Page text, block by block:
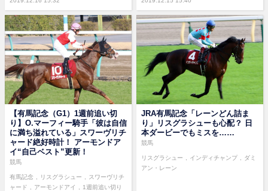
【有馬記念（G1）1週前追い切
り】O.マーフィー騎手「彼は自信
に満ち溢れている」スワーヴリチ
ャード絶好時計！ アーモンドア
イ“自己ベスト”更新！
競馬
有馬記念 リスグラシュー
スワーヴリチ
ャード
アーモンドアイ 1週前追い切り
JRA有馬記念「レーンどん詰ま
り」リスグラシューも心配？ 日
本ダービーでもミスを……
競馬
リスグラシュー インディチャンプ
ダミ
アン・レーン